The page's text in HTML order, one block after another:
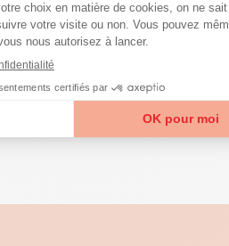
de ménage et d’aide à